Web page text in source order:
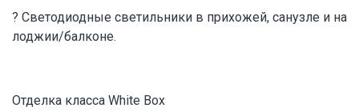
? Светодиодные светильники в прихожей, санузле и на
лоджии/балконе.
Отделка класса White Box